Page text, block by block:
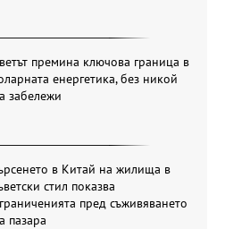
премина ключова граница в
енергетика, без никой
забележи
в Китай на жилища в
стил показва
пред съживяването
пазара